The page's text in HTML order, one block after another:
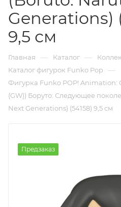
Generations)
9,5 см
Главная — Каталог —
Каталог фигурок Funko Pop —
Фигурка Funko POP! Animation:
(GW)) Боруто: Следующее
Next Generations) (54158) 9,5 см
Предзаказ